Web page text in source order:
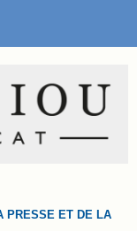
PRESSE ET DE LA